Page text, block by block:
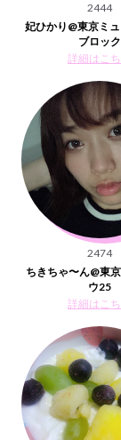
2444
妃ひかり@東京ミ
ブロック
詳細はこ
2474
ちきちゃ〜ん@東
ウ25
詳細はこ